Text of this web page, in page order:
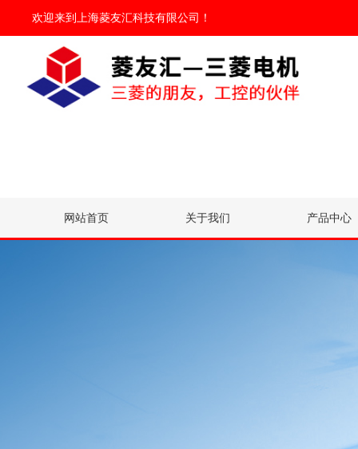
欢迎来到 上海菱友汇科技有限公司 ！
网站首页 关于我们 产品中心